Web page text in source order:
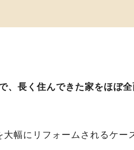
、長く住んできた家をほぼ全
幅にリフォームされるケー